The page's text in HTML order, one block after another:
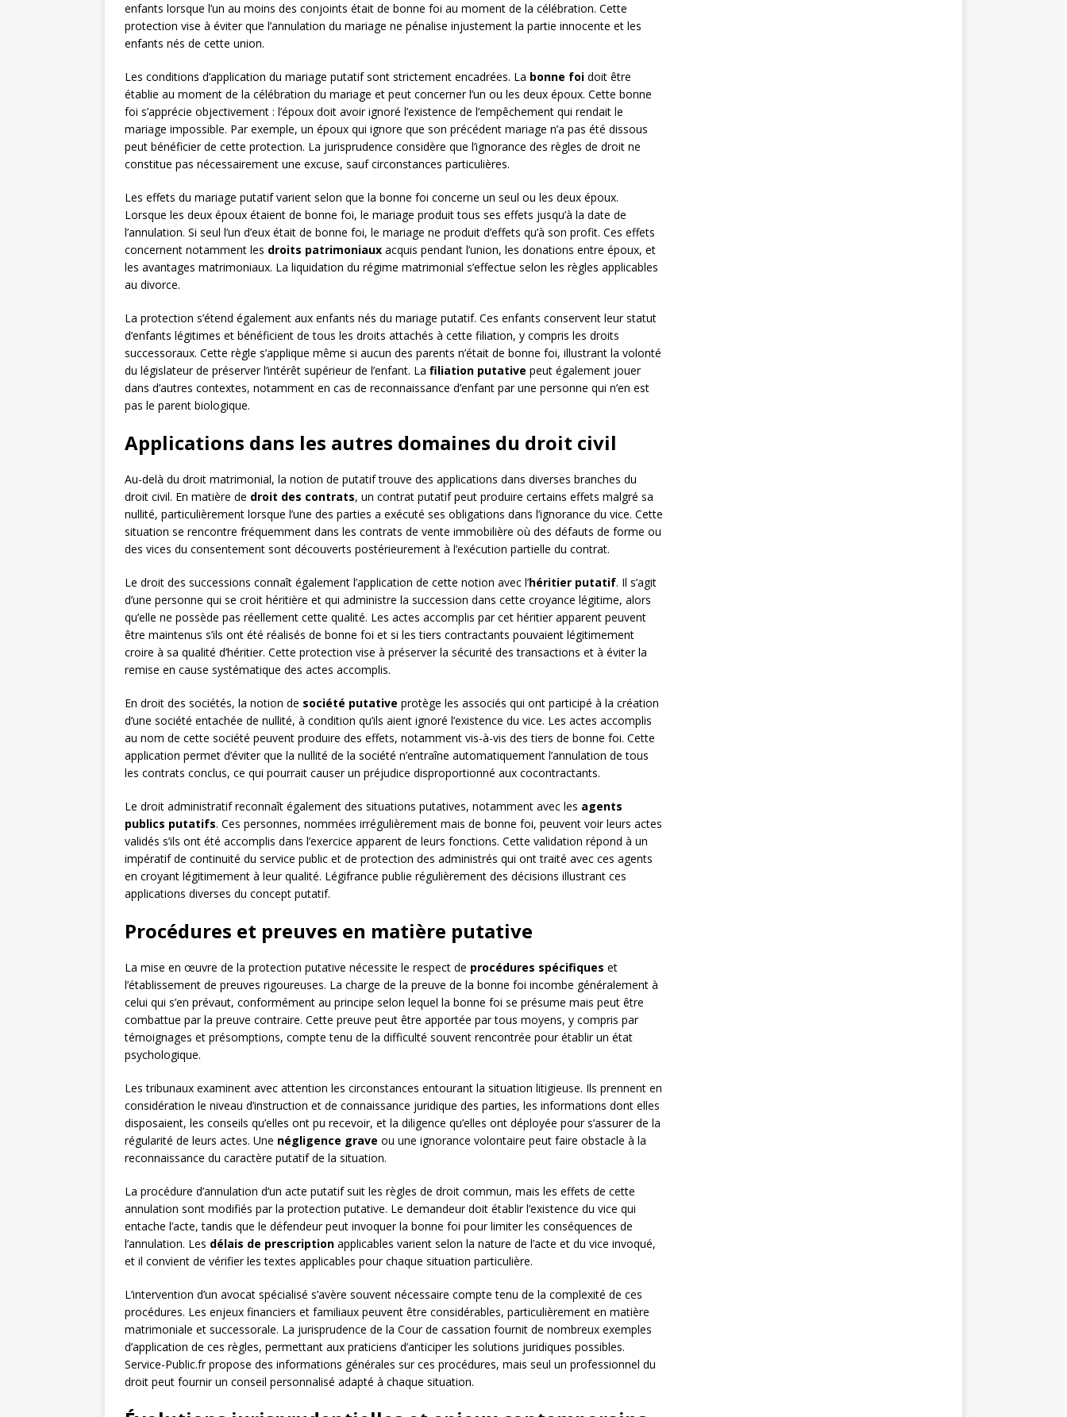
enfants lorsque l’un au moins des conjoints était de bonne foi au moment de la célébration. Cette
protection vise à éviter que l’annulation du mariage ne pénalise injustement la partie innocente et les
enfants nés de cette union.
Les conditions d’application du mariage putatif sont strictement encadrées. La bonne foi doit être
établie au moment de la célébration du mariage et peut concerner l’un ou les deux époux. Cette bonne
foi s’apprécie objectivement : l’époux doit avoir ignoré l’existence de l’empêchement qui rendait le
mariage impossible. Par exemple, un époux qui ignore que son précédent mariage n’a pas été dissous
peut bénéficier de cette protection. La jurisprudence considère que l’ignorance des règles de droit ne
constitue pas nécessairement une excuse, sauf circonstances particulières.
Les effets du mariage putatif varient selon que la bonne foi concerne un seul ou les deux époux.
Lorsque les deux époux étaient de bonne foi, le mariage produit tous ses effets jusqu’à la date de
l’annulation. Si seul l’un d’eux était de bonne foi, le mariage ne produit d’effets qu’à son profit. Ces effets
concernent notamment les droits patrimoniaux acquis pendant l’union, les donations entre époux, et
les avantages matrimoniaux. La liquidation du régime matrimonial s’effectue selon les règles applicables
au divorce.
La protection s’étend également aux enfants nés du mariage putatif. Ces enfants conservent leur statut
d’enfants légitimes et bénéficient de tous les droits attachés à cette filiation, y compris les droits
successoraux. Cette règle s’applique même si aucun des parents n’était de bonne foi, illustrant la volonté
du législateur de préserver l’intérêt supérieur de l’enfant. La filiation putative peut également jouer
dans d’autres contextes, notamment en cas de reconnaissance d’enfant par une personne qui n’en est
pas le parent biologique.
Applications dans les autres domaines du droit civil
Au-delà du droit matrimonial, la notion de putatif trouve des applications dans diverses branches du
droit civil. En matière de droit des contrats, un contrat putatif peut produire certains effets malgré sa
nullité, particulièrement lorsque l’une des parties a exécuté ses obligations dans l’ignorance du vice. Cette
situation se rencontre fréquemment dans les contrats de vente immobilière où des défauts de forme ou
des vices du consentement sont découverts postérieurement à l’exécution partielle du contrat.
Le droit des successions connaît également l’application de cette notion avec l’héritier putatif. Il s’agit
d’une personne qui se croit héritière et qui administre la succession dans cette croyance légitime, alors
qu’elle ne possède pas réellement cette qualité. Les actes accomplis par cet héritier apparent peuvent
être maintenus s’ils ont été réalisés de bonne foi et si les tiers contractants pouvaient légitimement
croire à sa qualité d’héritier. Cette protection vise à préserver la sécurité des transactions et à éviter la
remise en cause systématique des actes accomplis.
En droit des sociétés, la notion de société putative protège les associés qui ont participé à la création
d’une société entachée de nullité, à condition qu’ils aient ignoré l’existence du vice. Les actes accomplis
au nom de cette société peuvent produire des effets, notamment vis-à-vis des tiers de bonne foi. Cette
application permet d’éviter que la nullité de la société n’entraîne automatiquement l’annulation de tous
les contrats conclus, ce qui pourrait causer un préjudice disproportionné aux cocontractants.
Le droit administratif reconnaît également des situations putatives, notamment avec les agents
publics putatifs. Ces personnes, nommées irrégulièrement mais de bonne foi, peuvent voir leurs actes
validés s’ils ont été accomplis dans l’exercice apparent de leurs fonctions. Cette validation répond à un
impératif de continuité du service public et de protection des administrés qui ont traité avec ces agents
en croyant légitimement à leur qualité. Légifrance publie régulièrement des décisions illustrant ces
applications diverses du concept putatif.
Procédures et preuves en matière putative
La mise en œuvre de la protection putative nécessite le respect de procédures spécifiques et
l’établissement de preuves rigoureuses. La charge de la preuve de la bonne foi incombe généralement à
celui qui s’en prévaut, conformément au principe selon lequel la bonne foi se présume mais peut être
combattue par la preuve contraire. Cette preuve peut être apportée par tous moyens, y compris par
témoignages et présomptions, compte tenu de la difficulté souvent rencontrée pour établir un état
psychologique.
Les tribunaux examinent avec attention les circonstances entourant la situation litigieuse. Ils prennent en
considération le niveau d’instruction et de connaissance juridique des parties, les informations dont elles
disposaient, les conseils qu’elles ont pu recevoir, et la diligence qu’elles ont déployée pour s’assurer de la
régularité de leurs actes. Une négligence grave ou une ignorance volontaire peut faire obstacle à la
reconnaissance du caractère putatif de la situation.
La procédure d’annulation d’un acte putatif suit les règles de droit commun, mais les effets de cette
annulation sont modifiés par la protection putative. Le demandeur doit établir l’existence du vice qui
entache l’acte, tandis que le défendeur peut invoquer la bonne foi pour limiter les conséquences de
l’annulation. Les délais de prescription applicables varient selon la nature de l’acte et du vice invoqué,
et il convient de vérifier les textes applicables pour chaque situation particulière.
L’intervention d’un avocat spécialisé s’avère souvent nécessaire compte tenu de la complexité de ces
procédures. Les enjeux financiers et familiaux peuvent être considérables, particulièrement en matière
matrimoniale et successorale. La jurisprudence de la Cour de cassation fournit de nombreux exemples
d’application de ces règles, permettant aux praticiens d’anticiper les solutions juridiques possibles.
Service-Public.fr propose des informations générales sur ces procédures, mais seul un professionnel du
droit peut fournir un conseil personnalisé adapté à chaque situation.